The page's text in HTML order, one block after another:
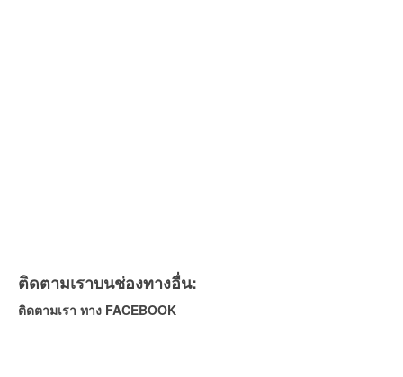
ติดตามเราบนช่องทางอื่น:
ติดตามเรา ทาง FACEBOOK